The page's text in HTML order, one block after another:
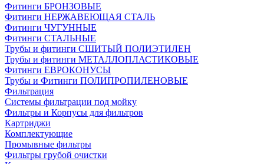
Фитинги БРОНЗОВЫЕ
Фитинги НЕРЖАВЕЮЩАЯ СТАЛЬ
Фитинги ЧУГУННЫЕ
Фитинги СТАЛЬНЫЕ
Трубы и фитинги СШИТЫЙ ПОЛИЭТИЛЕН
Трубы и фитинги МЕТАЛЛОПЛАСТИКОВЫЕ
Фитинги ЕВРОКОНУСЫ
Трубы и Фитинги ПОЛИПРОПИЛЕНОВЫЕ
Фильтрация
Системы фильтрации под мойку
Фильтры и Корпусы для фильтров
Картриджи
Комплектующие
Промывные фильтры
Фильтры грубой очистки